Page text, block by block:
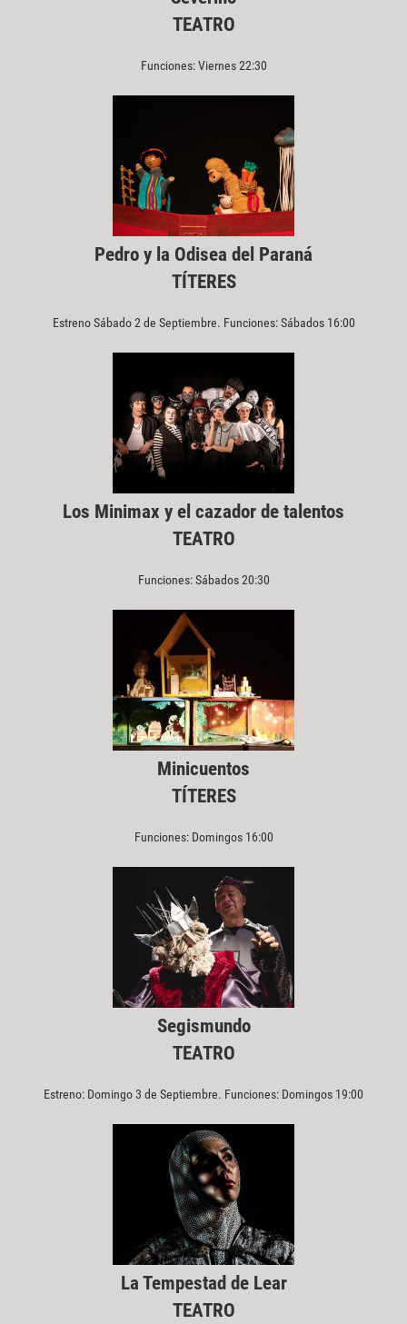
TEATRO
Funciones: Viernes 22:30
Pedro y la Odisea del Paraná
TÍTERES
Estreno Sábado 2 de Septiembre. Funciones: Sábados 16:00
Los Minimax y el cazador de talentos
TEATRO
Funciones: Sábados 20:30
Minicuentos
TÍTERES
Funciones: Domingos 16:00
Segismundo
TEATRO
Estreno: Domingo 3 de Septiembre. Funciones: Domingos 19:00
La Tempestad de Lear
TEATRO